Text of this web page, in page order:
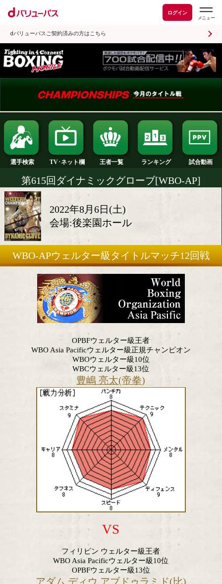
ログイン
dバリューパスご契約済みの方はこちら
選手検索 TV･ネット欄 ランキング
第615回ダイナミックグローブ
2022年8月6日(土)
会場:後楽園ホール
WBO-APウェルター級タイトルマッチ
OPBFウェルター級王者
WBO Asia Pacificウェルター級正規チャンピ
WBOウェルター級10位
WBCウェルター級13位
豊嶋 亮太(帝拳)